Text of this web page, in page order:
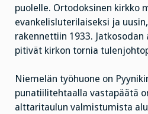
puolelle. Ortodoksinen kirkko
evankelisluterilaiseksi ja
rakennettiin 1933. Jatkosodan
pitivät kirkon tornia
Niemelän työhuone on
punatiilitehtaalla vastapäätä
alttaritaulun valmistumista